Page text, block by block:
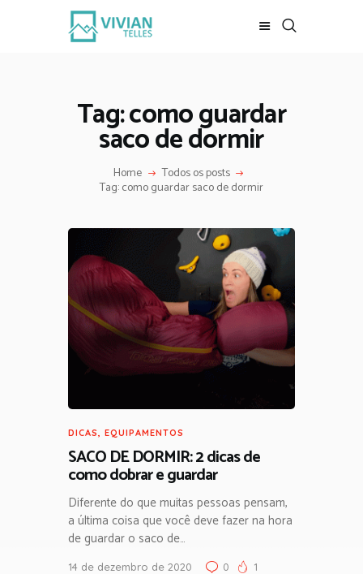
Tag: como guardar
saco de dormir
Home Todos os posts
Tag: como guardar saco de dormir
INÍCIO
LOJA
REVISTA
ESCALADA
MEUS VÍDEOS
CONTATO
MKT DIGITAL
SOBRE MIM
DICAS EQUIPAMENTOS
SACO DE DORMIR: 2 dicas de
como dobrar e guardar
Diferente do que muitas pessoas pensam,
a última coisa que você deve fazer na hora
de guardar o saco de…
14 de dezembro de 2020 0 1